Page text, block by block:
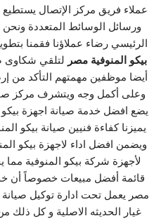
عملاء فريق مركز الإتصال يستطيع
ورسائل الوسائط المتعددة ونحن
الرئيسي رضاء عملاؤنا فقمنا
بيكو المنوفية مصر لتلقي شكاوى
أيضا موظفين مهمتهم التأكد من
وعلى أكمل وجه ويتشرف مركز
يضع افضل خدمة صيانة اجهزة بيكو
يميزنا كفاءة فنيين صيانة بيكو
ويضمن افضل اداء لاجهزة بيكو
لأجهزة شركة بيكو المنوفية مما
قائمة أفضل مبيعات خصوصاً أن
مصر يعمل تحت ادارة توكيل صيانة
غيار الحديثه الاصلية و كل